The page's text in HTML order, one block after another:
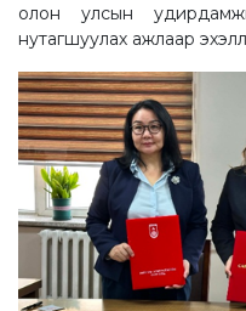
олон улсын
нутагшуулах ажлаар